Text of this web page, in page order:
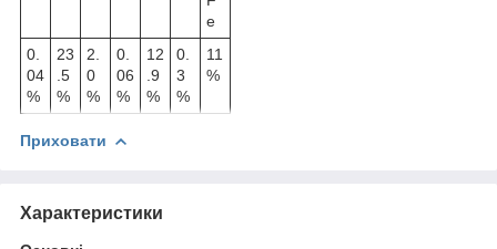
e
0.
04
%
23
.5
%
2.
0
%
0.
06
%
12
.9
%
0.
3
%
11
%
Приховати
Характеристики